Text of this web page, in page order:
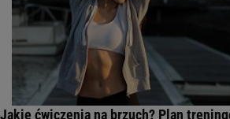
Jakie ćwiczenia na brzuch? Plan